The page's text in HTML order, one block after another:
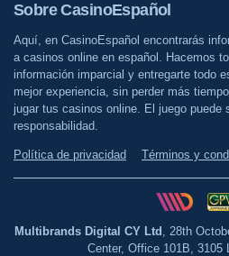
Sobre CasinoEspañol
Aquí, en CasinoEspañol encontrarás
a casinos online en español. Hacemos
información imparcial y entregarte todo
mejor experiencia, sin perder más
jugar tus casinos online. El juego puede
responsabilidad.
Política de privacidad Términos y
Multibrands Digital CY Ltd , 28th
Center, Office 101B, 3105